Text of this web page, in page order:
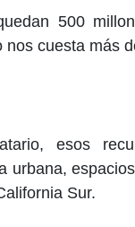
500
cuesta más
esos
urbana,
Sur.